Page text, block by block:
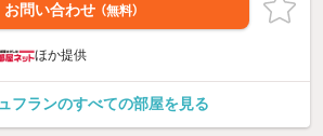
お問い合わせ （無料）
ほか提供
フランのすべての部屋を見る